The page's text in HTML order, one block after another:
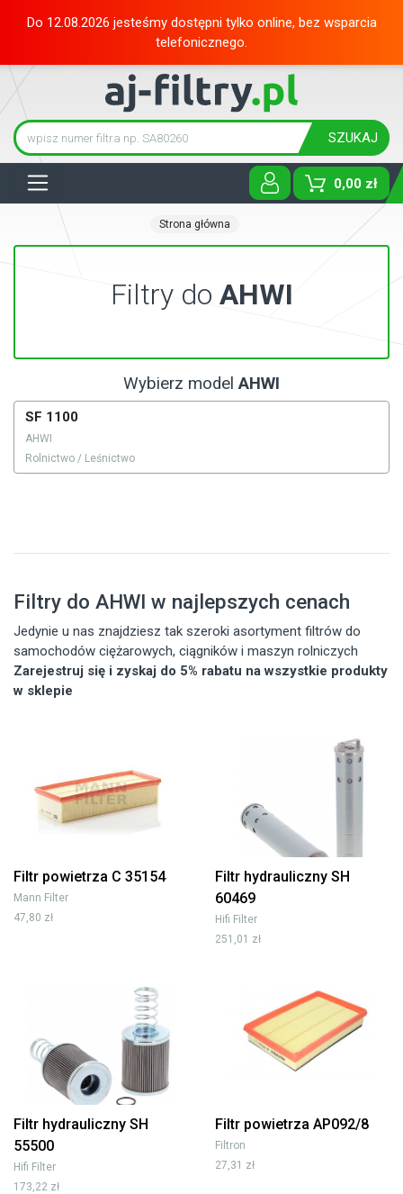
Do 12.08.2026 jesteśmy dostępni tylko online, bez wsparcia
telefonicznego.
SZUKAJ
0,00 zł
Strona główna
Filtry do AHWI
Wybierz modelAHWI
SF 1100
AHWI
Rolnictwo / Leśnictwo
Filtry do AHWI w najlepszych cenach
Jedynie u nas znajdziesz tak szeroki asortyment filtrów do
samochodów ciężarowych, ciągników i maszyn rolniczych
Zarejestruj się i zyskaj do 5% rabatu na wszystkie produkty
w sklepie
Filtr powietrza C 35154
Mann Filter
47,80 zł
Filtr hydrauliczny SH
60469
Hifi Filter
251,01 zł
Filtr hydrauliczny SH
55500
Hifi Filter
173,22 zł
Filtr powietrza AP092/8
Filtron
27,31 zł